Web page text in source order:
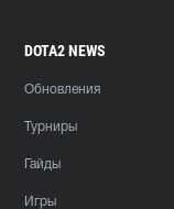
DOTA2 NEWS
Обновления
Турниры
Гайды
Игры